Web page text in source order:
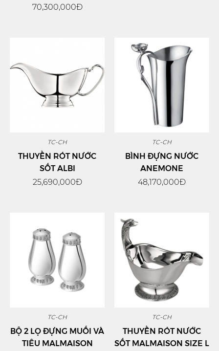
70,300,000Đ
TC-CH
THUYỀN RÓT NƯỚC
SỐT ALBI
25,690,000Đ
TC-CH
BÌNH ĐỰNG NƯỚC
ANEMONE
48,170,000Đ
TC-CH
BỘ 2 LỌ ĐỰNG MUỐI VÀ
TIÊU MALMAISON
TC-CH
THUYỀN RÓT NƯỚC
SỐT MALMAISON SIZE L